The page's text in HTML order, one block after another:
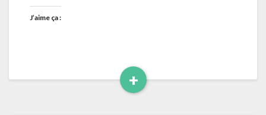
+
Read
J’aime ça :